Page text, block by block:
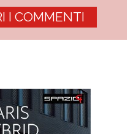
I COMMENTI